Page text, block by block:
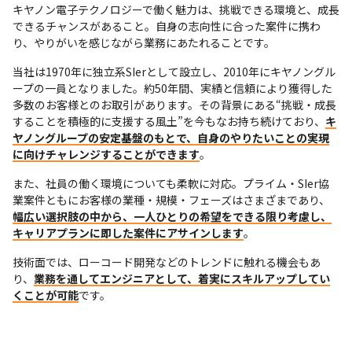
キヤノン電子テクノロジーで働く魅力は、挑戦できる環境と、成長
できるチャンスがあること。自身の志向性に合った案件に携わ
り、やりがいを感じながら業務にあたれることです。
当社は1970年に独立系SIerとして設立し、2010年にキヤノングル
ープの一員となりました。約50年間、実績と信頼により獲得した
多数のお客様とのお取引があります。その背景にある“挑戦・成長
することを積極的に支援する風土”を今もなお持ち続けており、 キ
ヤノングループの安定基盤のもとで、自身のやりたいことの実現
に向けチャレンジすることができます。
また、社員の働く環境についても柔軟に対応。プライム・SIer協
業案件ともにお客様の業種・規模・フェーズはさまざまであり、
幅広い選択肢の中から、一人ひとりの希望をできる限り考慮し、
キャリアプランに即した案件にアサインします。
技術面では、ローコード開発などのトレンドに触れる機会もあ
り、 業務を通してエンジニアとして、着実にスキルアップしてい
くことが可能です。